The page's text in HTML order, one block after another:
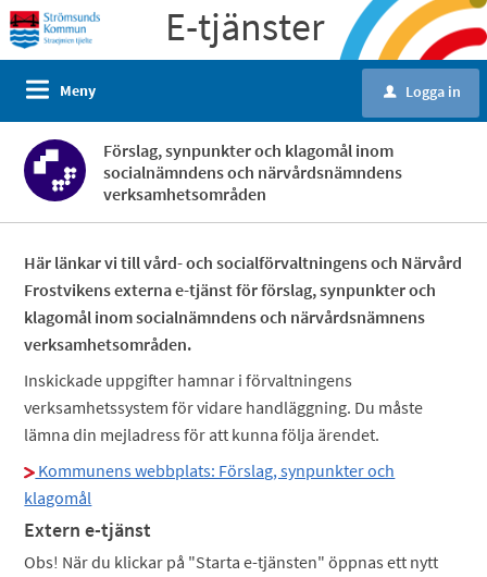
E-tjänster
Meny u Logga in
Förslag, synpunkter och klagomål inom
socialnämndens och närvårdsnämndens
verksamhetsområden
Här länkar vi till vård- och socialförvaltningens och Närvård
Frostvikens externa e-tjänst för förslag, synpunkter och
klagomål inom socialnämndens och närvårdsnämnens
verksamhetsområden.
Inskickade uppgifter hamnar i förvaltningens
verksamhetssystem för vidare handläggning. Du måste
lämna din mejladress för att kunna följa ärendet.
Kommunens webbplats: Förslag, synpunkter och
klagomål
Extern e-tjänst
Obs! När du klickar på "Starta e-tjänsten" öppnas ett nytt